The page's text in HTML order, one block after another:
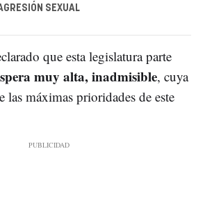
SEXUAL
que esta legislatura parte
muy alta, inadmisible, cuya
las máximas prioridades de este